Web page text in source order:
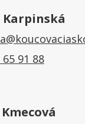
Karpinská
65 91 88